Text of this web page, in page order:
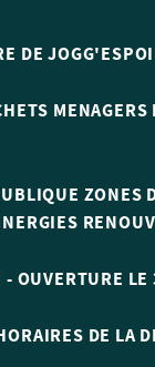
DE
MENAGERS
ZONES
- OUVERTURE
DE LA